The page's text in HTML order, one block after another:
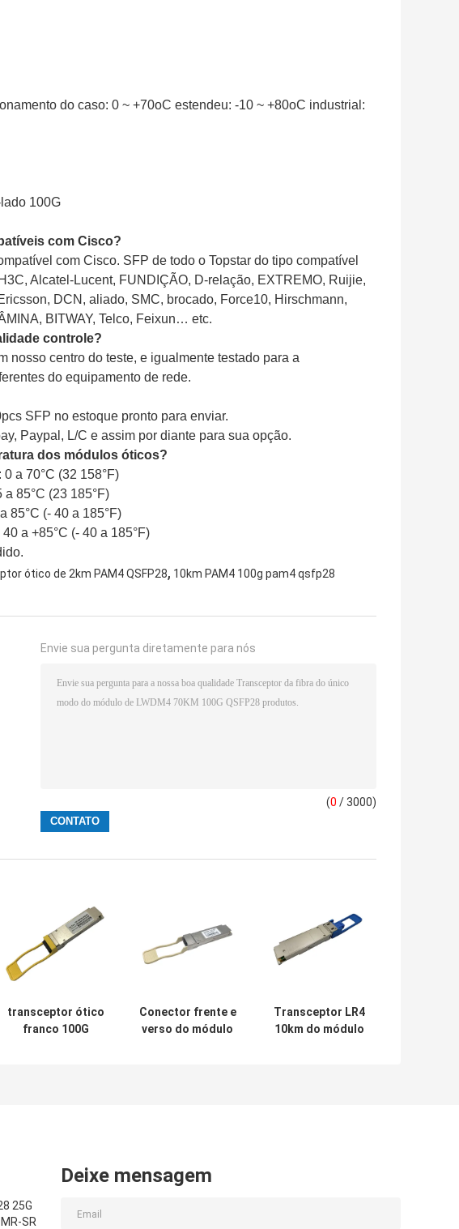
do caso: 0 ~ +70oC estendeu: -10 ~ +80oC industrial:
100G
com Cisco?
com Cisco. SFP de todo o Topstar do tipo compatível
Alcatel-Lucent, FUNDIÇÃO, D-relação, EXTREMO, Ruijie,
DCN, aliado, SMC, brocado, Force10, Hirschmann,
BITWAY, Telco, Feixun… etc.
controle?
nosso centro do teste, e igualmente testado para a
do equipamento de rede.
SFP no estoque pronto para enviar.
Paypal, L/C e assim por diante para sua opção.
dos módulos óticos?
a 70°C (32 158°F)
85°C (23 185°F)
85°C (- 40 a 185°F)
a +85°C (- 40 a 185°F)
ótico de 2km PAM4 QSFP28, 10km PAM4 100g pam4 qsfp28
Envie sua pergunta diretamente para nós
(0 / 3000)
transceptor ótico
franco 100G
Conector frente e
verso do módulo
Transceptor LR4
10km do módulo
25G
SR
Deixe mensagem